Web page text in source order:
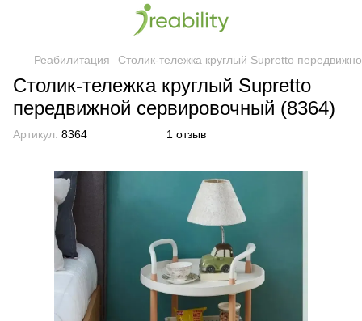
Реабилитация Столик-тележка круглый Supretto
Столик-тележка круглый Supretto
передвижной сервировочный (8364)
Артикул: 8364 1 отзыв